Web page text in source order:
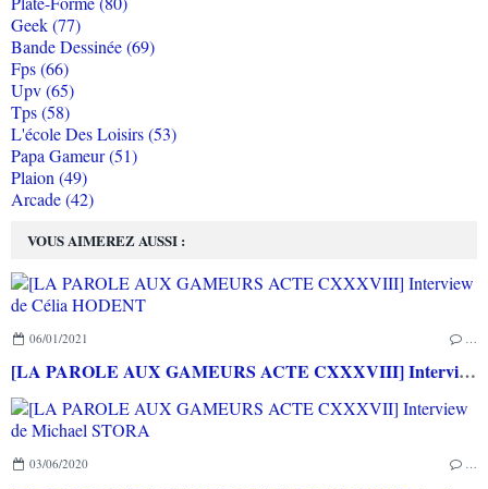
VOUS AIMEREZ AUSSI :
06/01/2021
[LA PAROLE AUX GAMEURS ACTE CXXXVIII] Interview de Célia HODENT
03/06/2020
Geek (77)
Bande Dessinée (69)
Fps (66)
Upv (65)
Tps (58)
L'école Des Loisirs (53)
Papa Gameur (51)
Plaion (49)
Arcade (42)